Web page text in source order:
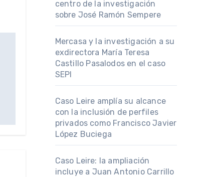
centro de la investigación
sobre José Ramón Sempere
Mercasa y la investigación a su
exdirectora María Teresa
Castillo Pasalodos en el caso
SEPI
Caso Leire amplía su alcance
con la inclusión de perfiles
privados como Francisco Javier
López Buciega
Caso Leire: la ampliación
incluye a Juan Antonio Carrillo